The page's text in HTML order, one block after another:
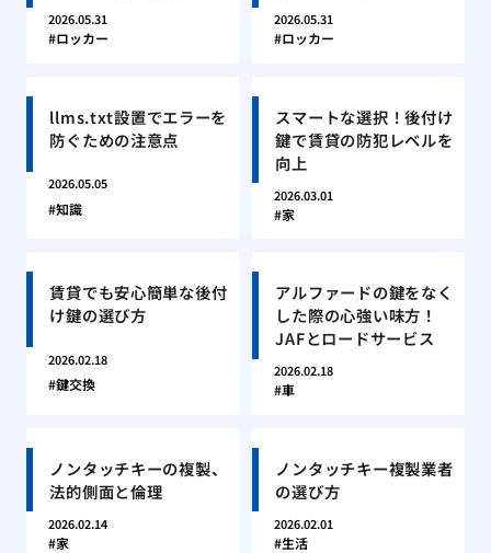
2026.05.31
ロッカー
2026.05.31
ロッカー
llms.txt設置でエラーを
防ぐための注意点
2026.05.05
知識
スマートな選択！後付け
鍵で賃貸の防犯レベルを
向上
2026.03.01
家
賃貸でも安心簡単な後付
け鍵の選び方
2026.02.18
鍵交換
アルファードの鍵をなく
した際の心強い味方！
JAFとロードサービス
2026.02.18
車
ノンタッチキーの複製、
法的側面と倫理
2026.02.14
家
ノンタッチキー複製業者
の選び方
2026.02.01
生活